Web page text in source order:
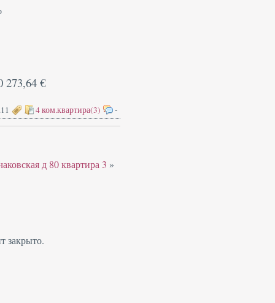
273,64 €
4 ком.квартира(3) -
д 80 квартира 3 »
закрыто.